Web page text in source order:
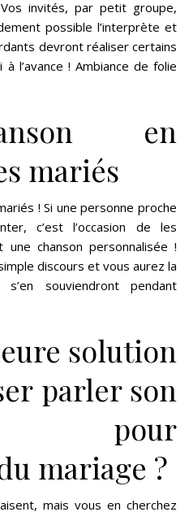
invités, par petit groupe,
possible l’interprète et
devront réaliser certains
l’avance ! Ambiance de folie
en
mariés
! Si une personne proche
c’est l’occasion de les
chanson personnalisée !
discours et vous aurez la
souviendront pendant
solution
parler son
pour
mariage ?
mais vous en cherchez